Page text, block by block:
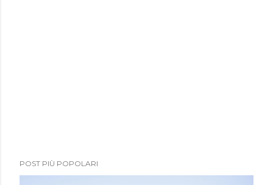
POST PIÙ POPOLARI